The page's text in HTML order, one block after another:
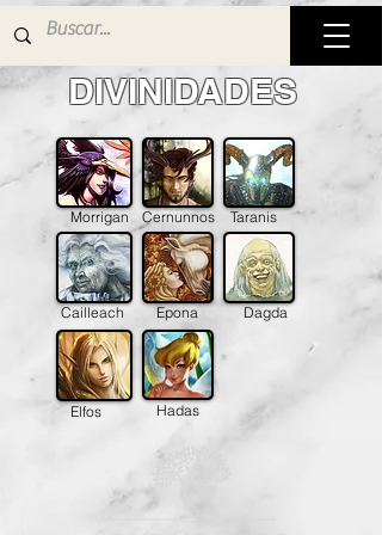
DIVINIDADES
Morrigan Cernunnos Taranis
Cailleach Epona Dagda
Elfos Hadas